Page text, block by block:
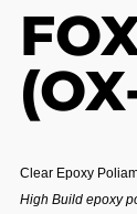
Clear Epoxy
High Build epoxy